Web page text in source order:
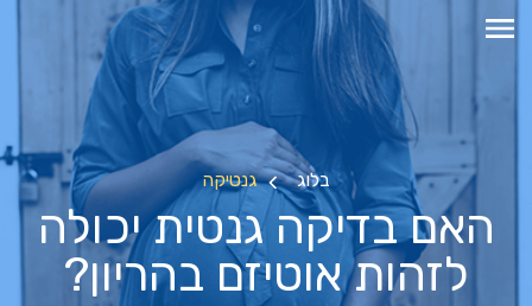
בלוג גנטיקה
האם בדיקה גנטית יכולה
לזהות אוטיזם בהריון?